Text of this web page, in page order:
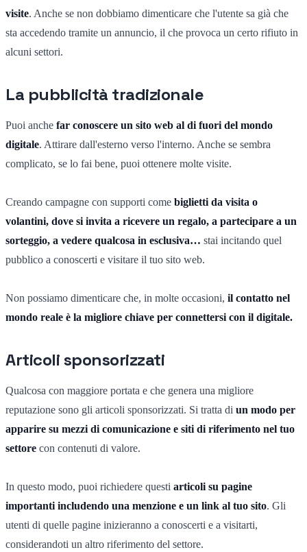
visite. Anche se non dobbiamo dimenticare che l'utente sa già che
sta accedendo tramite un annuncio, il che provoca un certo rifiuto in
alcuni settori.
La pubblicità tradizionale
Puoi anche far conoscere un sito web al di fuori del mondo
digitale. Attirare dall'esterno verso l'interno. Anche se sembra
complicato, se lo fai bene, puoi ottenere molte visite.
Creando campagne con supporti come biglietti da visita o
volantini, dove si invita a ricevere un regalo, a partecipare a un
sorteggio, a vedere qualcosa in esclusiva… stai incitando quel
pubblico a conoscerti e visitare il tuo sito web.
Non possiamo dimenticare che, in molte occasioni, il contatto nel
mondo reale è la migliore chiave per connettersi con il digitale.
Articoli sponsorizzati
Qualcosa con maggiore portata e che genera una migliore
reputazione sono gli articoli sponsorizzati. Si tratta di un modo per
apparire su mezzi di comunicazione e siti di riferimento nel tuo
settore con contenuti di valore.
In questo modo, puoi richiedere questi articoli su pagine
importanti includendo una menzione e un link al tuo sito. Gli
utenti di quelle pagine inizieranno a conoscerti e a visitarti,
considerandoti un altro riferimento del settore.